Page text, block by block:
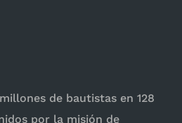
de bautistas en 128
por la misión de